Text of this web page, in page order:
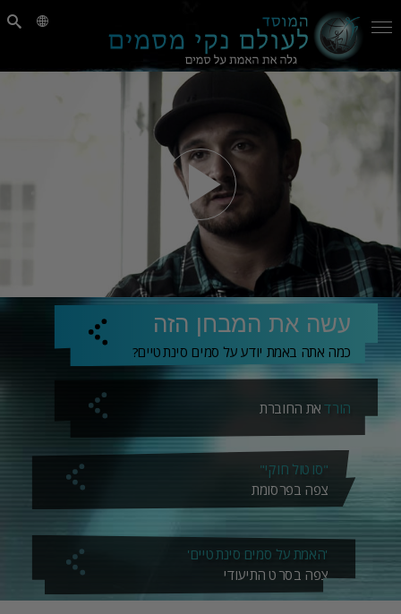
עשה את המבחן הזה
כמה אתה באמת יודע על סמים סינתטיים?
הורדאת החוברת
"סוטול חוקי"
צפה בפרסומת
'האמת על סמים סינתטיים'
צפה בסרט התיעודי